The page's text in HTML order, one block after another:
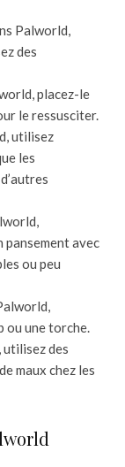
Palworld,
des
placez-le
le ressusciter.
utilisez
les
pansement avec
ou peu
ou une torche.
des
maux chez les